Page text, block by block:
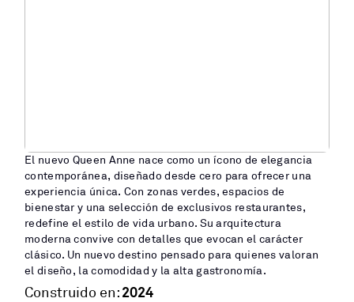
El nuevo Queen Anne nace como un ícono de elegancia
contemporánea, diseñado desde cero para ofrecer una
experiencia única. Con zonas verdes, espacios de
bienestar y una selección de exclusivos restaurantes,
redefine el estilo de vida urbano. Su arquitectura
moderna convive con detalles que evocan el carácter
clásico. Un nuevo destino pensado para quienes valoran
el diseño, la comodidad y la alta gastronomía.
Construido en:2024